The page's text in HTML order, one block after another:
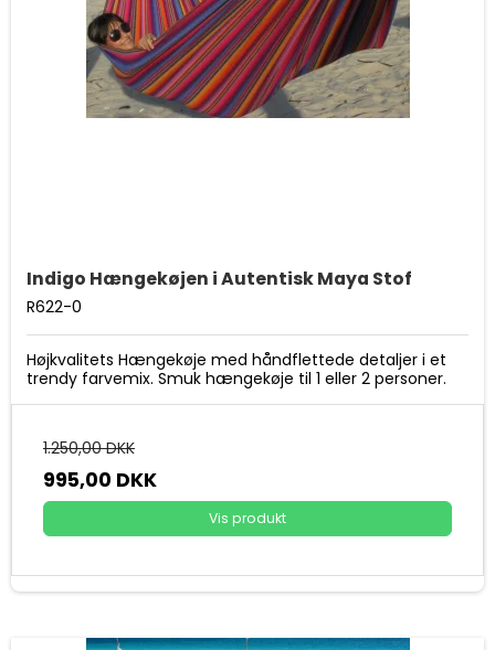
Indigo Hængekøjen i Autentisk Maya Stof
R622-0
Højkvalitets Hængekøje med håndflettede detaljer i et
trendy farvemix. Smuk hængekøje til 1 eller 2 personer.
1.250,00 DKK
995,00 DKK
Vis produkt